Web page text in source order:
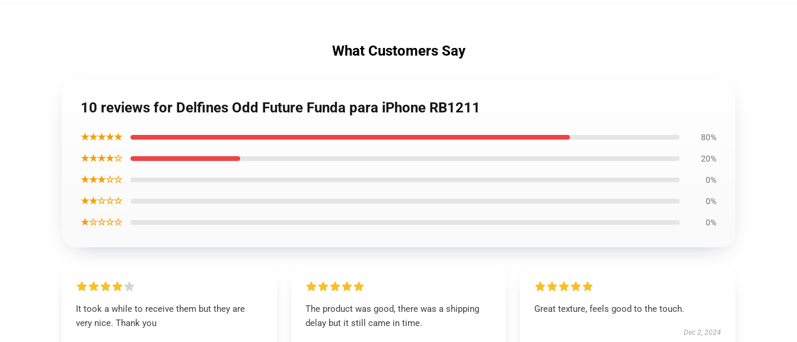
What Customers Say
10 reviews for Delfines Odd Future Funda para iPhone RB1211
★★★★★ 80%
★★★★☆ 20%
★★★☆☆ 0%
★★☆☆☆ 0%
★☆☆☆☆ 0%
It took a while to receive them but they are
very nice. Thank you
The product was good, there was a shipping
delay but it still came in time.
Great texture, feels good to the touch.
Dec 2, 2024